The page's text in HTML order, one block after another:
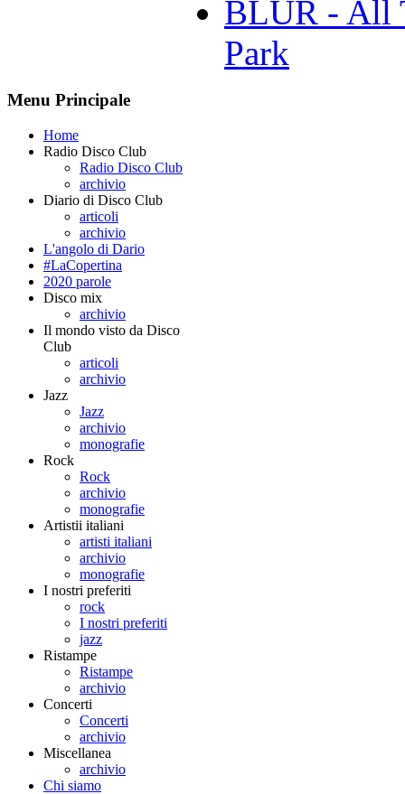
BLUR - All
Park
Menu Principale
Home
Radio Disco Club
Radio Disco Club
archivio
Diario di Disco Club
articoli
archivio
L'angolo di Dario
#LaCopertina
2020 parole
Disco mix
archivio
Il mondo visto da Disco
Club
articoli
archivio
Jazz
Jazz
archivio
monografie
Rock
Rock
archivio
monografie
Artistii italiani
artisti italiani
archivio
monografie
I nostri preferiti
rock
I nostri preferiti
jazz
Ristampe
Ristampe
archivio
Concerti
Concerti
archivio
Miscellanea
archivio
Chi siamo